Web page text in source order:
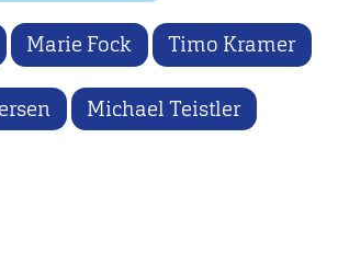
Marie Fock Timo Kramer
Michael Teistler